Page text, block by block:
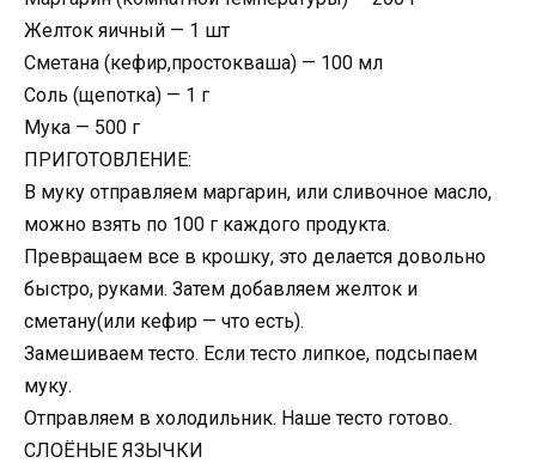
Желток яичный — 1 шт
Сметана (кефир,простокваша) — 100 мл
Соль (щепотка) — 1 г
Мука — 500 г
ПРИГОТОВЛЕНИЕ:
В муку отправляем маргарин, или сливочное масло,
можно взять по 100 г каждого продукта.
Превращаем все в крошку, это делается довольно
быстро, руками. Затем добавляем желток и
сметану(или кефир — что есть).
Замешиваем тесто. Если тесто липкое, подсыпаем
муку.
Отправляем в холодильник. Наше тесто готово.
СЛОЁНЫЕ ЯЗЫЧКИ